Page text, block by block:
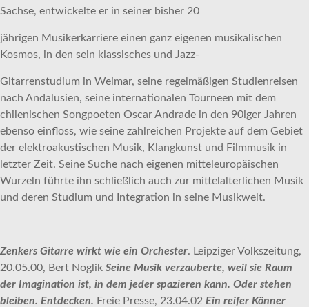
Sachse, entwickelte er in seiner bisher 20
jährigen Musikerkarriere einen ganz eigenen musikalischen
Kosmos, in den sein klassisches und Jazz-
Gitarrenstudium in Weimar, seine regelmäßigen Studienreisen
nach Andalusien, seine internationalen Tourneen mit dem
chilenischen Songpoeten Oscar Andrade in den 90iger Jahren
ebenso einfloss, wie seine zahlreichen Projekte auf dem Gebiet
der elektroakustischen Musik, Klangkunst und Filmmusik in
letzter Zeit. Seine Suche nach eigenen mitteleuropäischen
Wurzeln führte ihn schließlich auch zur mittelalterlichen Musik
und deren Studium und Integration in seine Musikwelt.
Zenkers Gitarre wirkt wie ein Orchester. Leipziger Volkszeitung,
20.05.00, Bert Noglik Seine Musik verzauberte, weil sie Raum
der Imagination ist, in dem jeder spazieren kann. Oder stehen
bleiben. Entdecken. Freie Presse, 23.04.02 Ein reifer Könner